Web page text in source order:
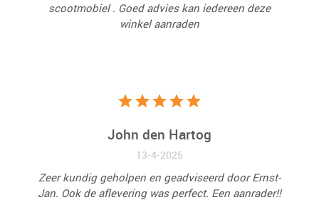
scootmobiel . Goed advies kan iedereen deze
winkel aanraden
John den Hartog
13-4-2025
Zeer kundig geholpen en geadviseerd door Ernst-
Jan. Ook de aflevering was perfect. Een aanrader!!